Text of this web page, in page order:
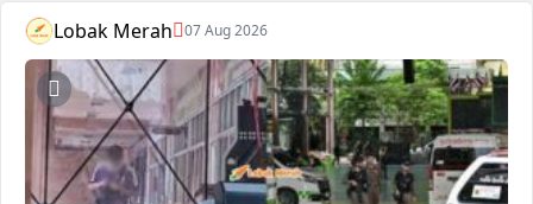
Lobak Merah 07 Aug 2026